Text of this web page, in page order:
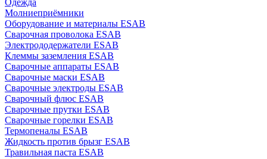
Одежда
Молниеприёмники
Оборудование и материалы ESAB
Сварочная проволока ESAB
Электрододержатели ESAB
Клеммы заземления ESAB
Сварочные аппараты ESAB
Сварочные маски ESAB
Сварочные электроды ESAB
Сварочный флюс ESAB
Сварочные прутки ESAB
Сварочные горелки ESAB
Термопеналы ESAB
Жидкость против брызг ESAB
Травильная паста ESAB